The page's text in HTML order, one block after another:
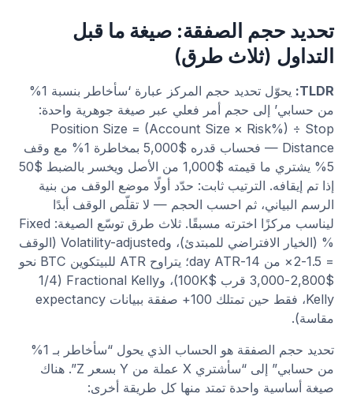
تحديد حجم الصفقة: صيغة ما قبل
التداول (ثلاث طرق)
TLDR:
يحوّل تحديد حجم المركز عبارة ‘سأخاطر بنسبة 1%
من حسابي’ إلى حجم أمر فعلي عبر صيغة جوهرية واحدة:
Position Size = (Account Size × Risk%) ÷ Stop
Distance — فحساب قدره $5,000 بمخاطرة 1% مع وقف
5% يشتري ما قيمته $1,000 من الأصل ويخسر بالضبط $50
إذا تم إيقافه. الترتيب ثابت: حدّد أولًا موضع الوقف من بنية
الرسم البياني، ثم احسب الحجم — لا تقلّص الوقف أبدًا
ليناسب مركزًا اخترته مسبقًا. ثلاث طرق توسّع الصيغة: Fixed
% (الخيار الافتراضي للمبتدئ)، وVolatility-adjusted (الوقف
= 1.5-2× من 14-day ATR؛ يتراوح ATR للبيتكوين BTC نحو
$2,800-3,000 قرب $100K)، وFractional Kelly (1/4
Kelly، فقط حين تمتلك 100+ صفقة ببيانات expectancy
مقاسة).
تحديد حجم الصفقة هو الحساب الذي يحول “سأخاطر بـ 1%
من حسابي” إلى “سأشتري X عملة من Y بسعر Z”. هناك
صيغة أساسية واحدة تمتد منها كل طريقة أخرى: